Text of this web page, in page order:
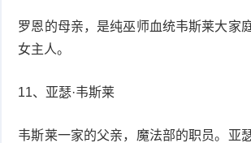
罗恩的母亲，是纯巫师血统韦斯莱大家
女主人。
11、亚瑟·韦斯莱
韦斯莱一家的父亲，魔法部的职员。亚